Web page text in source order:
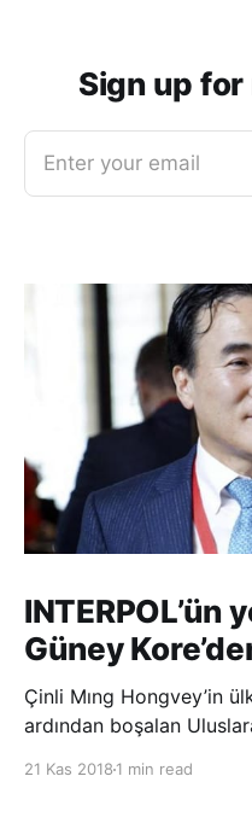
Sign up
Enter your email
INTERPOL’ün
Güney
Çinli Mıng Hongvey’in
ardından boşalan
21 Kas 2018 1 min read